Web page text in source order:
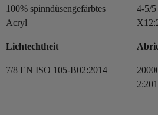
100% spinndüsengefärbtes
Acryl
Lichtechtheit
7/8 EN ISO 105-B02:2014
4-5/